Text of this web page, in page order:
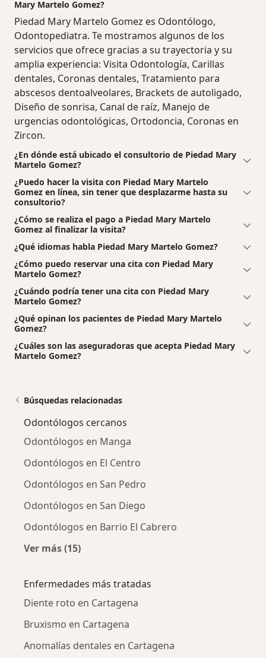
Mary Martelo Gomez?
Piedad Mary Martelo Gomez es Odontólogo,
Odontopediatra. Te mostramos algunos de los
servicios que ofrece gracias a su trayectoria y su
amplia experiencia: Visita Odontología, Carillas
dentales, Coronas dentales, Tratamiento para
abscesos dentoalveolares, Brackets de autoligado,
Diseño de sonrisa, Canal de raíz, Manejo de
urgencias odontológicas, Ortodoncia, Coronas en
Zircon.
¿En dónde está ubicado el consultorio de Piedad Mary
Martelo Gomez?
¿Puedo hacer la visita con Piedad Mary Martelo
Gomez en línea, sin tener que desplazarme hasta su
consultorio?
¿Cómo se realiza el pago a Piedad Mary Martelo
Gomez al finalizar la visita?
¿Qué idiomas habla Piedad Mary Martelo Gomez?
¿Cómo puedo reservar una cita con Piedad Mary
Martelo Gomez?
¿Cuándo podría tener una cita con Piedad Mary
Martelo Gomez?
¿Qué opinan los pacientes de Piedad Mary Martelo
Gomez?
¿Cuáles son las aseguradoras que acepta Piedad Mary
Martelo Gomez?
Búsquedas relacionadas
Odontólogos cercanos
Odontólogos en Manga
Odontólogos en El Centro
Odontólogos en San Pedro
Odontólogos en San Diego
Odontólogos en Barrio El Cabrero
Ver más (15)
Enfermedades más tratadas
Diente roto en Cartagena
Bruxismo en Cartagena
Anomalías dentales en Cartagena